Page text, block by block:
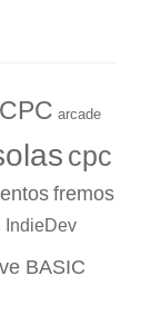
arcade
cpc
fremos
IndieDev
BASIC